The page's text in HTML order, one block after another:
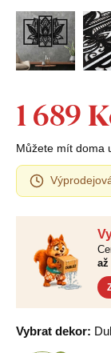
až
Vybrat dekor:
1 689
Můžete mít doma